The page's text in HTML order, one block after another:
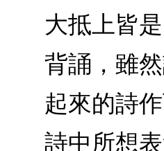
大抵上皆
背誦，雖
起來的詩
詩中所想